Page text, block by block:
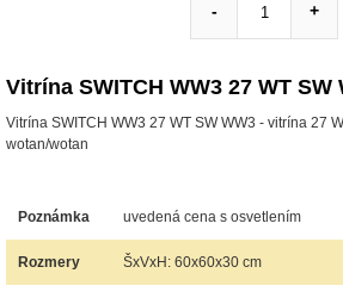
- +
Vitrína SWITCH WW3 27 WT SW
Vitrína SWITCH WW3 27 WT SW WW3 - vitrína 27
wotan/wotan
Poznámka uvedená cena s osvetlením
Rozmery ŠxVxH: 60x60x30 cm